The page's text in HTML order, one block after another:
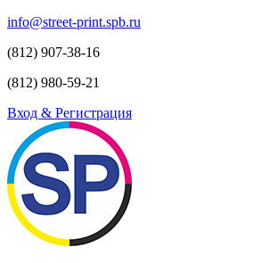
info@street-print.spb.ru
(812) 907-38-16
(812) 980-59-21
Вход & Регистрация